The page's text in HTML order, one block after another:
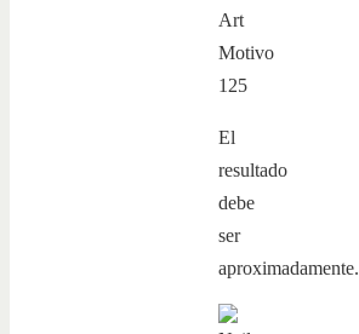
El
resultado
debe
ser
aproximadamente.